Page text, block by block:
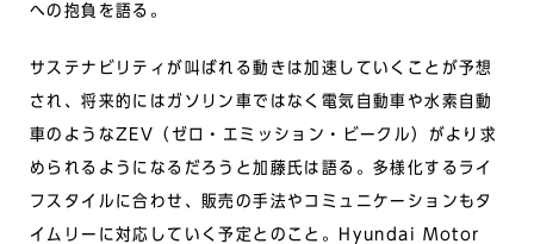
への抱負を語る。
サステナビリティが叫ばれる動きは加速していくことが予想
され、将来的にはガソリン車ではなく電気自動車や水素自動
車のようなZEV（ゼロ・エミッション・ビークル）がより求
められるようになるだろうと加藤氏は語る。多様化するライ
フスタイルに合わせ、販売の手法やコミュニケーションもタ
イムリーに対応していく予定とのこと。Hyundai Motor